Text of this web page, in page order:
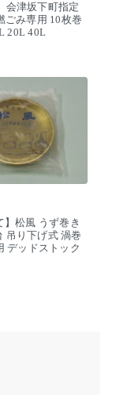
会津坂下町指定
ごみ専用 10枚巻
20L 40L
】松風 うず巻き
吊り下げ式 渦巻
デッドストック